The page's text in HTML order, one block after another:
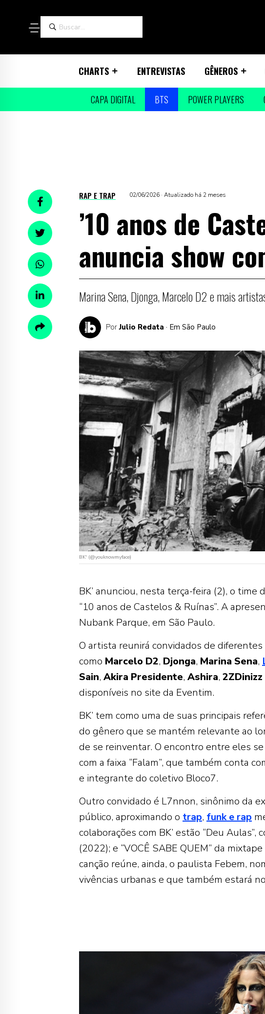
CHARTS ENTREVISTAS GÊNEROS
CAPA DIGITAL BTS POWER PLAYERS
RAP E TRAP 02/06/2026 · Atualizado há 2 meses
’10 anos de
anuncia show
Marina Sena, Djonga, Marcelo D2 e mais
Por Julio Redata · Em São Paulo
BK' (@youknowmyface)
BK’ anunciou, nesta terça-feira (2), o
“10 anos de Castelos & Ruínas”. A
Nubank Parque, em São Paulo.
O artista reunirá convidados de
como Marcelo D2, Djonga, Marina Sena,
Sain, Akira Presidente, Ashira, 2ZDinizz
disponíveis no site da Eventim.
BK’ tem como uma de suas principais
do gênero que se mantém relevante ao
de se reinventar. O encontro entre eles
com a faixa “Falam”, que também conta
e integrante do coletivo Bloco7.
Outro convidado é L7nnon, sinônimo da
público, aproximando o trap, funk e rap
colaborações com BK’ estão “Deu Aulas”,
(2022); e “VOCÊ SABE QUEM” da
canção reúne, ainda, o paulista Febem,
vivências urbanas e que também estará